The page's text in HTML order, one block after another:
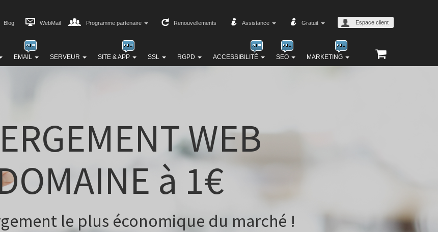
EMAIL SERVEUR SITE & APP SSL RGPD ACCESSIBILITÉ SEO MARKETING
Blog WebMail Programme partenaire Renouvellements Assistance Gratuit Espace client
WEB
à 1€
le plus économique du marché !